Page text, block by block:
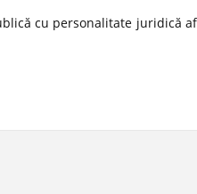
cu personalitate juridică